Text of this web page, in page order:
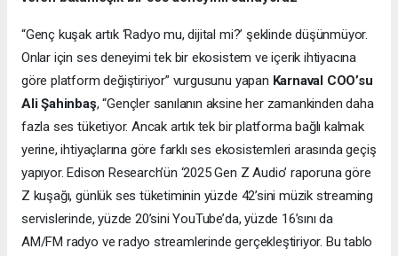
“Genç kuşak artık ‘Radyo mu, dijital mi?’ şeklinde düşünmüyor.
Onlar için ses deneyimi tek bir ekosistem ve içerik ihtiyacına
göre platform değiştiriyor” vurgusunu yapan Karnaval COO’su
Ali Şahinbaş, “Gençler sanılanın aksine her zamankinden daha
fazla ses tüketiyor. Ancak artık tek bir platforma bağlı kalmak
yerine, ihtiyaçlarına göre farklı ses ekosistemleri arasında geçiş
yapıyor. Edison Research’ün ‘2025 Gen Z Audio’ raporuna göre
Z kuşağı, günlük ses tüketiminin yüzde 42’sini müzik streaming
servislerinde, yüzde 20’sini YouTube’da, yüzde 16’sını da
AM/FM radyo ve radyo streamlerinde gerçekleştiriyor. Bu tablo